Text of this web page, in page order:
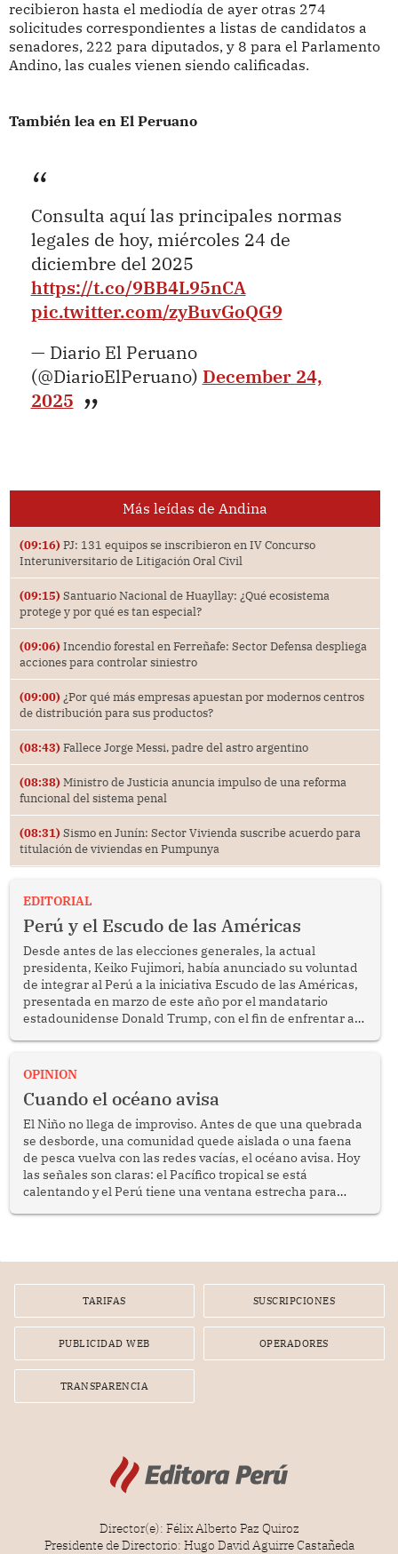
recibieron hasta el mediodía de ayer otras 274
solicitudes correspondientes a listas de candidatos a
senadores, 222 para diputados, y 8 para el Parlamento
Andino, las cuales vienen siendo calificadas.
También lea en El Peruano
Consulta aquí las principales normas
legales de hoy, miércoles 24 de
diciembre del 2025
https://t.co/9BB4L95nCA
pic.twitter.com/zyBuvGoQG9
— Diario El Peruano
(@DiarioElPeruano) December 24,
2025
Más leídas de Andina
(09:16) PJ: 131 equipos se inscribieron en IV Concurso
Interuniversitario de Litigación Oral Civil
(09:15) Santuario Nacional de Huayllay: ¿Qué ecosistema
protege y por qué es tan especial?
(09:06) Incendio forestal en Ferreñafe: Sector Defensa despliega
acciones para controlar siniestro
(09:00) ¿Por qué más empresas apuestan por modernos centros
de distribución para sus productos?
(08:43) Fallece Jorge Messi, padre del astro argentino
(08:38) Ministro de Justicia anuncia impulso de una reforma
funcional del sistema penal
(08:31) Sismo en Junín: Sector Vivienda suscribe acuerdo para
titulación de viviendas en Pumpunya
EDITORIAL
Perú y el Escudo de las Américas
Desde antes de las elecciones generales, la actual
presidenta, Keiko Fujimori, había anunciado su voluntad
de integrar al Perú a la iniciativa Escudo de las Américas,
presentada en marzo de este año por el mandatario
estadounidense Donald Trump, con el fin de enfrentar al
OPINION
Cuando el océano avisa
El Niño no llega de improviso. Antes de que una quebrada
se desborde, una comunidad quede aislada o una faena
de pesca vuelva con las redes vacías, el océano avisa. Hoy
las señales son claras: el Pacífico tropical se está
calentando y el Perú tiene una ventana estrecha para
TARIFAS SUSCRIPCIONES
PUBLICIDAD WEB OPERADORES
TRANSPARENCIA
Director(e): Félix Alberto Paz Quiroz
Presidente de Directorio: Hugo David Aguirre Castañeda